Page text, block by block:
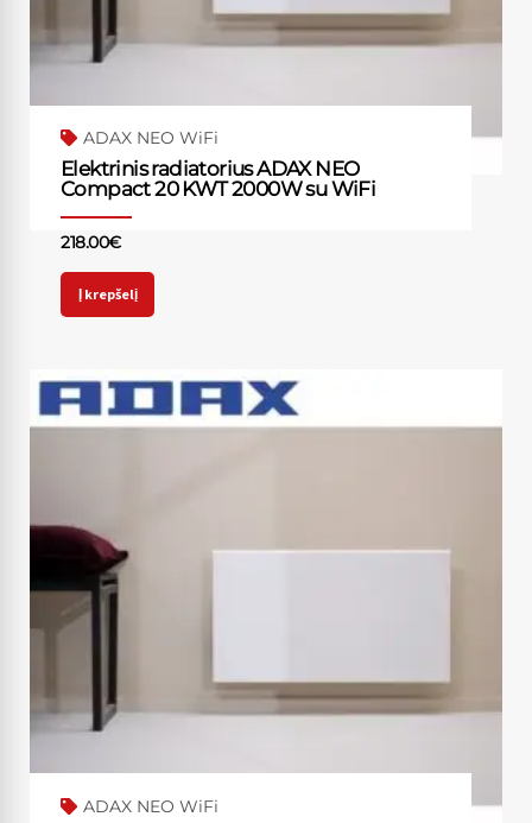
ADAX NEO WiFi
Elektrinis radiatorius ADAX NEO
Compact 20 KWT 2000W su WiFi
218.00€
Į krepšelį
ADAX NEO WiFi